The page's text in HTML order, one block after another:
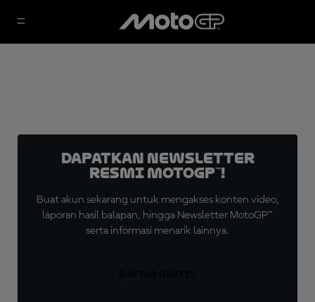
Dapatkan Newsletter
Resmi MotoGP™!
Buat akun sekarang untuk mengakses konten video,
laporan hasil balapan, hingga Newsletter MotoGP™
serta informasi menarik lainnya.